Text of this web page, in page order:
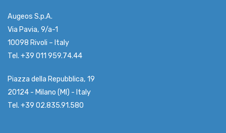
Augeos S.p.A.
Via Pavia, 9/a-1
10098 Rivoli – Italy
Tel. +39 011 959.74.44
Piazza della Repubblica, 19
20124 - Milano (MI) - Italy
Tel. +39 02.835.91.580